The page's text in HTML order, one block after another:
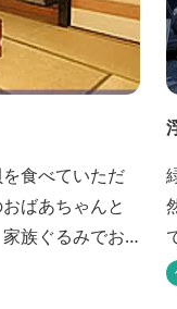
食べていただ
ばあちゃんと
族ぐるみでお
然記